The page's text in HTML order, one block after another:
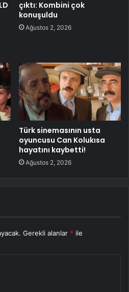
çıktı: Kombini çok
konuşuldu
Ağustos 2, 2026
Türk sinemasının usta
oyuncusu Can Kolukısa
hayatını kaybetti!
Ağustos 2, 2026
Gerekli alanlar * ile